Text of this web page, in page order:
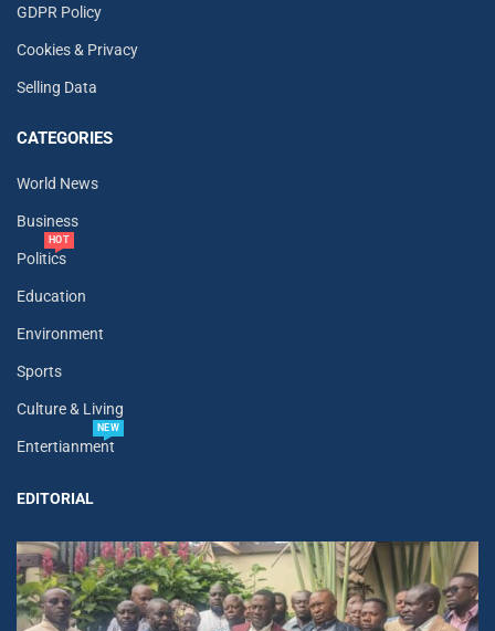
GDPR Policy
Cookies & Privacy
Selling Data
CATEGORIES
World News
Business
Politics
HOT
Education
Environment
Sports
Culture & Living
Entertianment
NEW
EDITORIAL